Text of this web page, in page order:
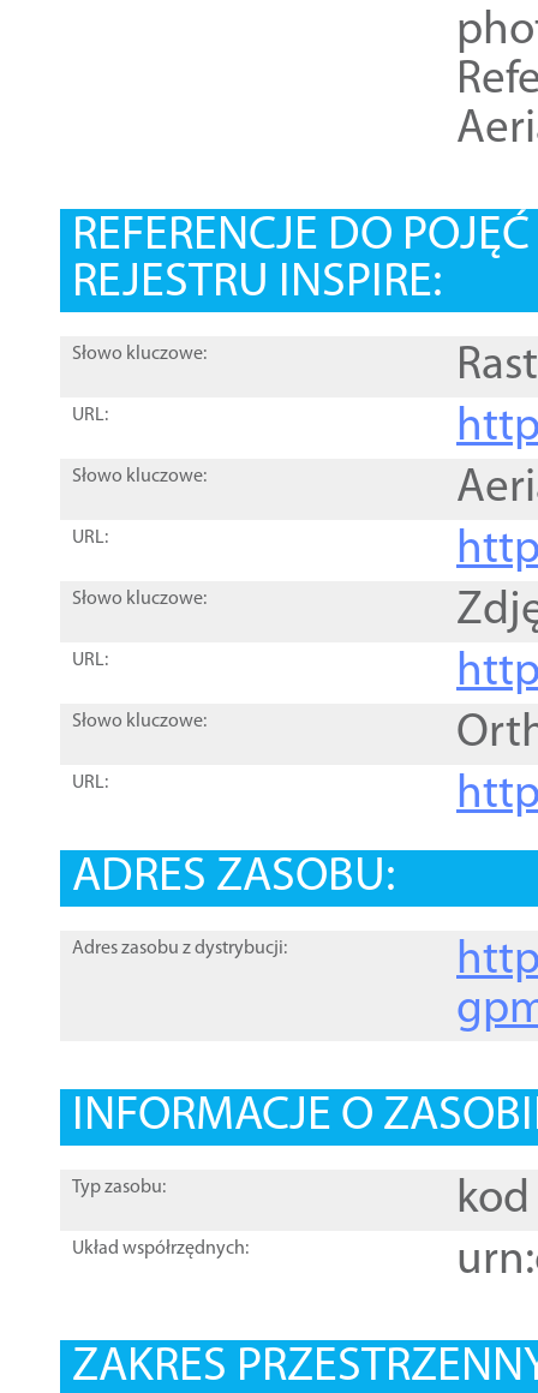
REFERENCJE DO
REJESTRU INSPIRE:
Słowo kluczowe:
URL:
Słowo kluczowe:
URL:
Słowo kluczowe:
URL:
Słowo kluczowe:
URL:
ADRES ZASOBU:
Adres zasobu z dystrybucji:
INFORMACJE O
Typ zasobu: kod
Układ współrzędnych:
ZAKRES